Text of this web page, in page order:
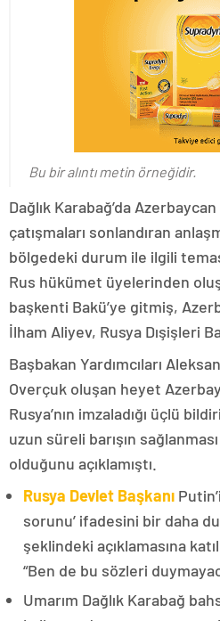
Bu bir alıntı metin örneğidir.
Dağlık Karabağ’da
çatışmaları sonlandıran
bölgedeki durum ile ilgili
Rus hükümet üyelerinden
başkenti Bakü’ye gitmiş,
İlham Aliyev, Rusya Dışişleri
Başbakan Yardımcıları
Overçuk oluşan heyet
Rusya’nın imzaladığı üçlü
uzun süreli barışın
olduğunu açıklamıştı.
Rusya Devlet Başkanı
sorunu’ ifadesini bir daha
şeklindeki açıklamasına
“Ben de bu sözleri
Umarım Dağlık Karabağ